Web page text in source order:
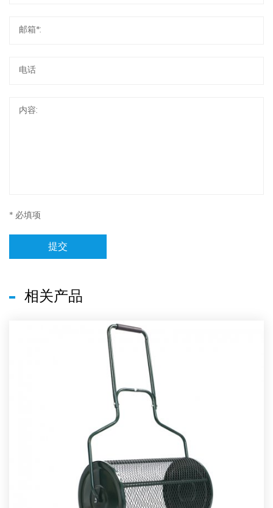
* 必填项
提交
相关产品